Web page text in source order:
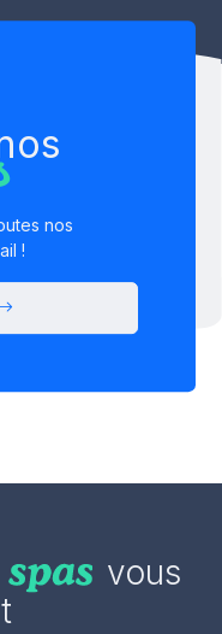
nos
!
vous